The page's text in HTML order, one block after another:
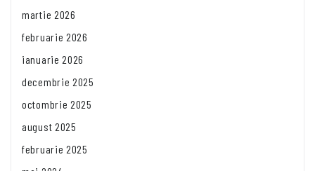
martie 2026
februarie 2026
ianuarie 2026
decembrie 2025
octombrie 2025
august 2025
februarie 2025